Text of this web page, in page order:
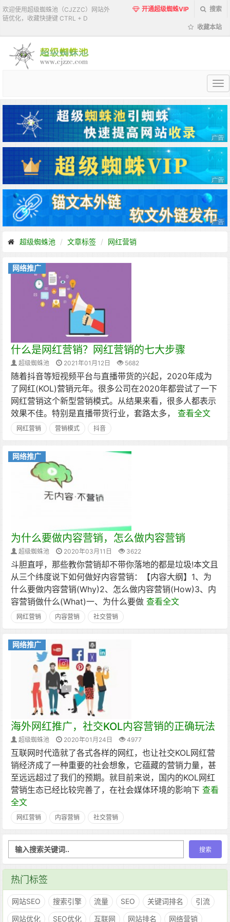
欢迎使用超级蜘蛛池（CJZZC）网站外
链优化，收藏快捷键 CTRL + D
开通超级蜘蛛VIP 搜索
收藏本站
超
蜘
蛛
池
超级蜘蛛池 文章标签 网红营销
网络推广
什么是网红营销？网红营销的七大步骤
超级蜘蛛池 2021年01月12日 5682
随着抖音等短视频平台与直播带货的兴起，2020年成为
了网红(KOL)营销元年。很多公司在2020年都尝试了一下
网红营销这个新型营销模式。从结果来看，很多人都表示
效果不佳。特别是直播带货行业，套路太多， 查看全文
网红营销 营销模式 抖音
网络推广
为什么要做内容营销，怎么做内容营销
超级蜘蛛池 2020年03月11日 3622
斗胆直呼，那些教你营销却不带你落地的都是垃圾!本文且
从三个纬度说下如何做好内容营销：【内容大纲】1、为
什么要做内容营销(Why)2、怎么做内容营销(How)3、内
容营销做什么(What)一、为什么要做 查看全文
网红营销 内容营销 社交营销
网络推广
海外网红推广，社交KOL内容营销的正确玩法
超级蜘蛛池 2020年01月24日 4977
互联网时代造就了各式各样的网红，也让社交KOL网红营
销经济成了一种重要的社会想象，它蕴藏的营销力量，甚
至远远超过了我们的预期。就目前来说，国内的KOL网红
营销生态已经比较完善了，在社会媒体环境的影响下 查看
全文
网红营销 内容营销 社交营销
热门标签
网站SEO 搜索引擎 流量 SEO 关键词排名
引流
网站优化
SEO优化 互联网 网站排名 网络营销